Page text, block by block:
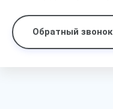
Обратный звонок